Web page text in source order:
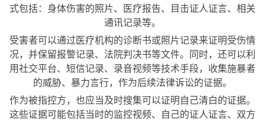
式包括：身体伤害的照片、医疗报告、目击证人证言、相关
通讯记录等。
受害者可以通过医疗机构的诊断书或照片记录来证明受伤情
况，并保留报警记录、法院判决书等文件。同时，还可以利
用社交平台、短信记录、录音视频等技术手段，收集施暴者
的威胁、暴力言行，作为后续法律诉讼的证据。
作为被指控方，也应当及时搜集可以证明自己清白的证据。
这些证据可能包括当时的监控视频、自己的证人证言、双方